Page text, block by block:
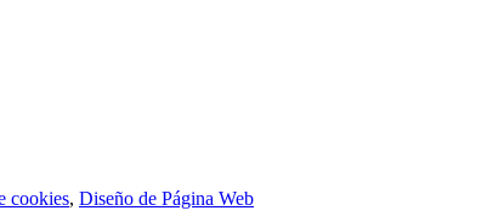
cookies, Diseño de Página Web